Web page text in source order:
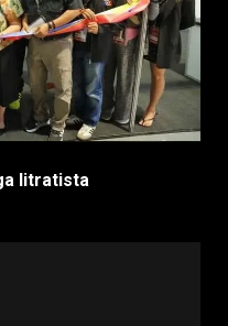
litratista